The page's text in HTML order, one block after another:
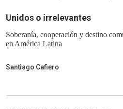
Unidos o irrelevantes
Soberanía, cooperación y destino
en América Latina
Santiago Cafiero